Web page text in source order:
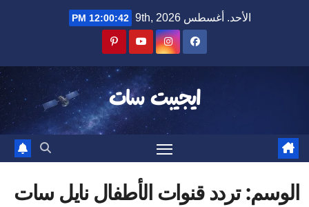
الأحد. أغسطس 9th, 2026 12:00:43 PM
ايجيبت سات
الوسم:تردد قنوات الأطفال نايل سات